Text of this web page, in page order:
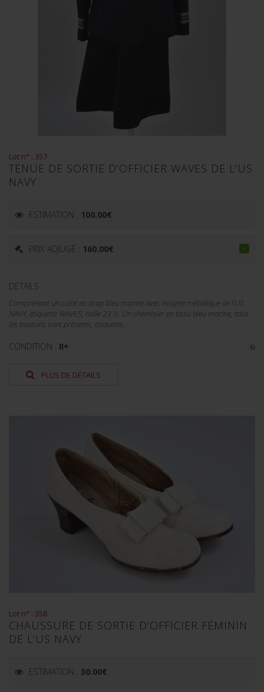
Lot n° : 357
TENUE DE SORTIE D’OFFICIER WAVES DE L’US
NAVY
ESTIMATION : 100.00€
PRIX ADJUGÉ : 160.00€
DÉTAILS :
Comprenant un calot en drap bleu marine avec insigne métallique de l’US
NAVY, étiquette WAVES, taille 23 ½. Un chemisier en tissu bleu marine, tous
les boutons sont présents, étiquette...
CONDITION : II+
PLUS DE DÉTAILS
Lot n° : 358
CHAUSSURE DE SORTIE D’OFFICIER FÉMININ
DE L’US NAVY
ESTIMATION : 30.00€